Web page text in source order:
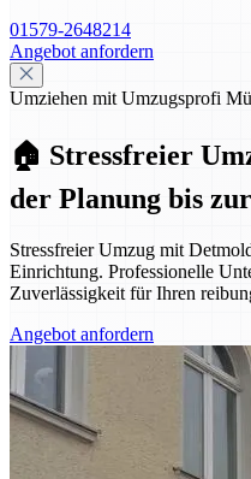
01579-2648214
Angebot anfordern
Umziehen mit Umzugsprofi
🏠 Stressfreier
der Planung bis
Stressfreier Umzug mit
Einrichtung. Professionelle
Zuverlässigkeit für Ihren
Angebot anfordern